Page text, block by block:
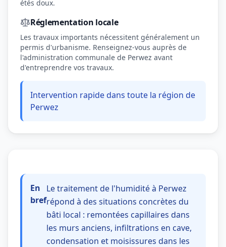
étés doux.
Réglementation locale
Les travaux importants nécessitent généralement un
permis d'urbanisme. Renseignez-vous auprès de
l'administration communale de Perwez avant
d'entreprendre vos travaux.
Intervention rapide dans toute la région de
Perwez
En
bref
Le traitement de l'humidité à Perwez
répond à des situations concrètes du
bâti local : remontées capillaires dans
les murs anciens, infiltrations en cave,
condensation et moisissures dans les